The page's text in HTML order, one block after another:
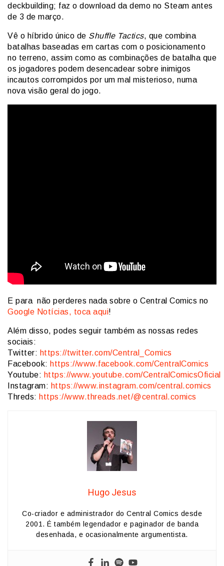
deckbuilding; faz o download da demo no Steam antes
de 3 de março.
Vê o híbrido único de Shuffle Tactics, que combina
batalhas baseadas em cartas com o posicionamento
no terreno, assim como as combinações de batalha que
os jogadores podem desencadear sobre inimigos
incautos corrompidos por um mal misterioso, numa
nova visão geral do jogo.
E para não perderes nada sobre o Central Comics no
Google Notícias, toca aqui!
Além disso, podes seguir também as nossas redes
sociais:
Twitter: https://twitter.com/Central_Comics
Facebook: https://www.facebook.com/CentralComics
Youtube: https://www.youtube.com/CentralComicsOficial
Instagram: https://www.instagram.com/central.comics
Threds: https://www.threads.net/@central.comics
Hugo Jesus
Co-criador e administrador do Central Comics desde
2001. É também legendador e paginador de banda
desenhada, e ocasionalmente argumentista.